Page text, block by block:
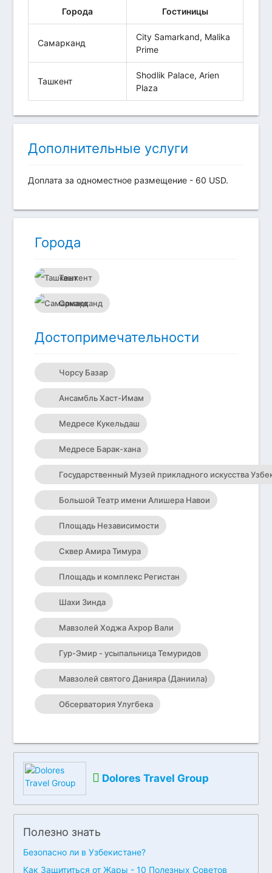
Города Гостиницы
Самарканд
City Samarkand, Malika
Prime
Ташкент
Shodlik Palace, Arien
Plaza
Дополнительные услуги
Доплата за одноместное размещение - 60 USD.
Города
Ташкент
Самарканд
Достопримечательности
Чорсу Базар
Ансамбль Хаст-Имам
Медресе Кукельдаш
Медресе Барак-хана
Государственный Музей прикладного искусства
Большой Театр имени Алишера Навои
Площадь Независимости
Сквер Амира Тимура
Площадь и комплекс Регистан
Шахи Зинда
Мавзолей Ходжа Ахрор Вали
Гур-Эмир - усыпальница Темуридов
Мавзолей святого Данияра (Даниила)
Обсерватория Улугбека
Dolores Travel Group
Полезно знать
Безопасно ли в Узбекистане?
Как Защититься от Жары - 10 Полезных Советов